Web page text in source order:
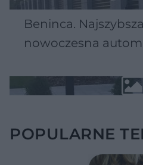
Beninca.
nowoczesna
POPULARNE